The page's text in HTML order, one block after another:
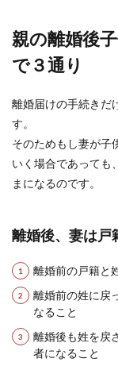
親の離婚後
で３通り
離婚届けの手続きだ
す。
そのためもし妻が子
いく場合であっても
まになるのです。
離婚後、妻は戸
離婚前の戸籍と
離婚前の姓に戻
なること
離婚後も姓を戻
者になること